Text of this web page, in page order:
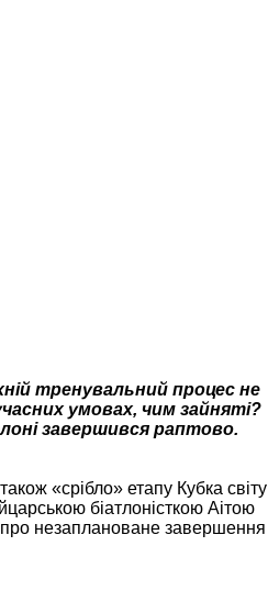
тренувальний процес не
умовах, чим зайняті?
завершився раптово.
«срібло» етапу Кубка світу
біатлоністкою Аітою
про незаплановане завершення